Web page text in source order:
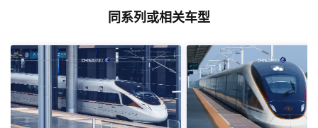
同系列或相关车型